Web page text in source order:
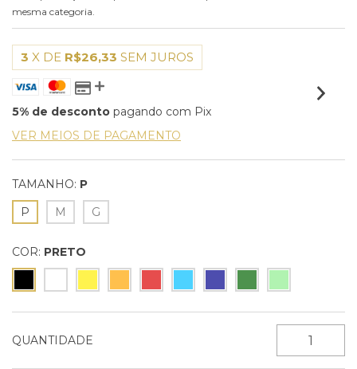
mesma categoria.
3 X DE R$26,33 SEM JUROS
5% de desconto pagando com Pix
VER MEIOS DE PAGAMENTO
TAMANHO: P
P
M G
COR: PRETO
QUANTIDADE